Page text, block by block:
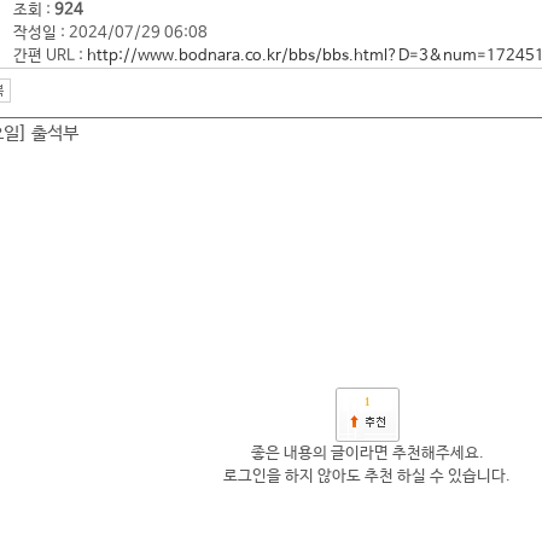
조회 : 924
작성일 : 2024/07/29 06:08
간편 URL : http://www.bodnara.co.kr/bbs/bbs.html?D=3&num=172451
] 출석부
1
좋은 내용의 글이라면 추천해주세요.
로그인을 하지 않아도 추천 하실 수 있습니다.